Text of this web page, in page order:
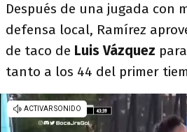
Después de una jugada con
defensa local, Ramírez
de taco de Luis Vázquez
tanto a los 44 del primer